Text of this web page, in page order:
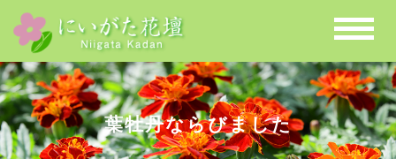
葉牡丹ならびました